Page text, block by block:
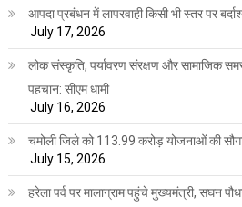
आपदा प्रबंधन में लापरवाही किसी भी स्तर पर
July 17, 2026
लोक संस्कृति, पर्यावरण संरक्षण और सामाजिक
पहचान: सीएम धामी
July 16, 2026
चमोली जिले को 113.99 करोड़ योजनाओं की
July 15, 2026
हरेला पर्व पर मालाग्राम पहुंचे मुख्यमंत्री, सघन